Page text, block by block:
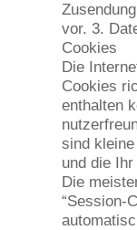
vor. 3.
Cookies
Die
Cookies
enthalten
sind
und die
Die
“Session-